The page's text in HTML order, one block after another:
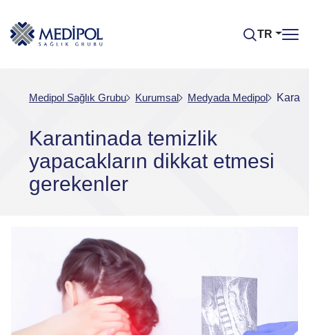
TR
Medipol Sağlık Grubu Kurumsal Medyada Medipol
Karantinada temizlik
yapacakların dikkat etmesi
gerekenler